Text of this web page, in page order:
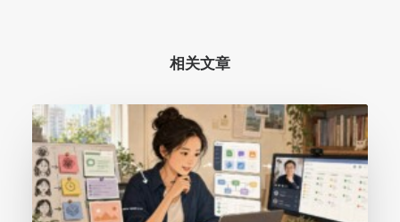
相关文章